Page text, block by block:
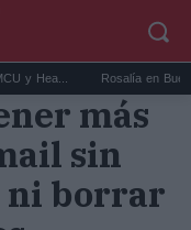
Rosalía en Buenos
más
sin
ni borrar